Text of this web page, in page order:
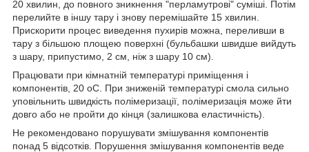
20 хвилин, до повного зникнення "перламутрові" суміші. Потім
перелийте в іншу тару і знову перемішайте 15 хвилин.
Прискорити процес виведення пухирів можна, переливши в
тару з більшою площею поверхні (бульбашки швидше вийдуть
з шару, припустимо, 2 см, ніж з шару 10 см).
Працювати при кімнатній температурі приміщення і
компонентів, 20 оС. При зниженій температурі смола сильно
уповільнить швидкість полімеризації, полімеризація може йти
довго або не пройти до кінця (залишкова еластичність).
Не рекомендовано порушувати змішування компонентів
понад 5 відсотків. Порушення змішування компонентів веде